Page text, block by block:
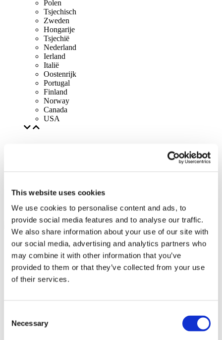
This website uses cookies
We use cookies to personalise content and ads, to
provide social media features and to analyse our traffic.
We also share information about your use of our site with
our social media, advertising and analytics partners who
may combine it with other information that you’ve
provided to them or that they’ve collected from your use
of their services.
Selection
Necessary
Polen
Tsjechisch
Zweden
Hongarije
Tsjechië
Nederland
Ierland
Italië
Oostenrijk
Portugal
Finland
Norway
Canada
USA